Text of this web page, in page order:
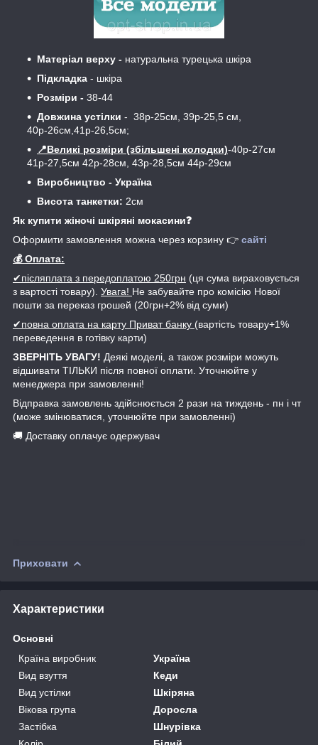
Матеріал верху - натуральна турецька шкіра
Підкладка - шкіра
Розміри - 38-44
Довжина устілки - 38р-25см, 39р-25,5 см,
40р-26см,41р-26,5см;
📍Великі розміри (збільшені колодки)-40р-27см
41р-27,5см 42р-28см, 43р-28,5см 44р-29см
Виробництво - Україна
Висота танкетки: 2см
Як купити жіночі шкіряні мокасини❓
Оформити замовлення можна через корзину 👉 сайті
💰 Оплата:
✔післяплата з передоплатою 250грн (ця сума вираховується
з вартості товару). Увага! Не забувайте про комісію Нової
пошти за переказ грошей (20грн+2% від суми)
✔повна оплата на карту Приват банку (вартість товару+1%
переведення в готівку карти)
ЗВЕРНІТЬ УВАГУ! Деякі моделі, а також розміри можуть
відшивати ТІЛЬКИ після повної оплати. Уточнюйте у
менеджера при замовленні!
Відправка замовлень здійснюється 2 рази на тиждень - пн і чт
(може змінюватися, уточнюйте при замовленні)
🚚 Доставку оплачує одержувач
Приховати
Характеристики
Основні
Країна виробник
Україна
Вид взуття
Кеди
Вид устілки
Шкіряна
Вікова група
Доросла
Застібка
Шнурівка